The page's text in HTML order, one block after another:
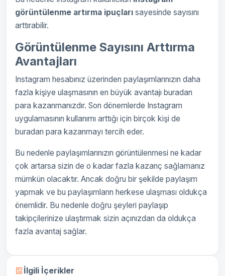
görüntülenme artırma ipuçları sayesinde sayısını
arttırabilir.
Görüntülenme Sayısını Arttırma
Avantajları
Instagram hesabınız üzerinden paylaşımlarınızın daha
fazla kişiye ulaşmasının en büyük avantajı buradan
para kazanmanızdır. Son dönemlerde Instagram
uygulamasının kullanımı arttığı için birçok kişi de
buradan para kazanmayı tercih eder.
Bu nedenle paylaşımlarınızın görüntülenmesi ne kadar
çok artarsa sizin de o kadar fazla kazanç sağlamanız
mümkün olacaktır. Ancak doğru bir şekilde paylaşım
yapmak ve bu paylaşımların herkese ulaşması oldukça
önemlidir. Bu nedenle doğru şeyleri paylaşıp
takipçilerinize ulaştırmak sizin açınızdan da oldukça
fazla avantaj sağlar.
İlgili İçerikler
16 Aralık 2025